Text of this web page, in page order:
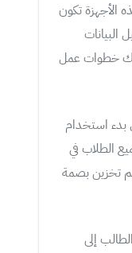
تكون
البيانات
خطوات عمل
بدء استخدام
الطلاب في
تخزين بصمة
إلى